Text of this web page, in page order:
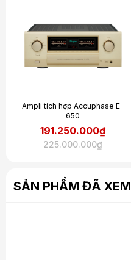
Ampli tích hợp Accuphase E-
650
191.250.000₫
225.000.000₫
SẢN PHẨM ĐÃ XEM